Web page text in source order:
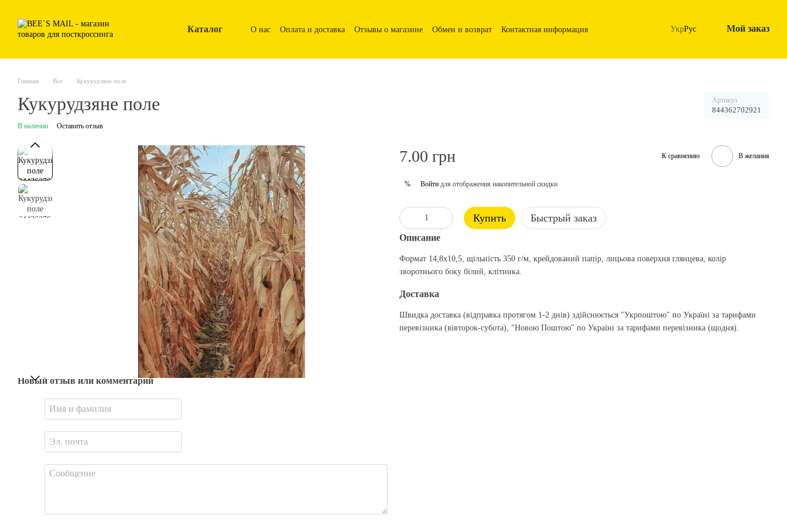
Каталог О нас Оплата и доставка Отзывы о магазине Обмен и возврат Контактная информация УкрРус Мой заказ
Главная Все Кукурудзяне поле
Кукурудзяне поле Артикул
844362702921
В наличии Оставить отзыв
Новый отзыв или комментарий
7.00 грн К сравнению В желания
% Войти для отображения накопительной скидки
Купить Быстрый заказ
Описание
Формат 14,8х10,5, щільність 350 г/м, крейдований папір, лицьова поверхня глянцева, колір
зворотнього боку білий, клітинка.
Доставка
Швидка доставка (відправка протягом 1-2 днів) здійснюється "Укрпоштою" по Україні за тарифами
перевізника (вівторок-субота), "Новою Поштою" по Україні за тарифами перевізника (щодня).